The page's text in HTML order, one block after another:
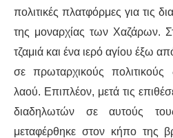
πολιτικές πλατφόρμες για τις
της μοναρχίας των Χαζάρων.
τζαμιά και ένα ιερό αγίου έξω
σε πρωταρχικούς
λαού. Επιπλέον, μετά τις
διαδηλωτών σε αυτούς
μεταφέρθηκε στον κήπο της